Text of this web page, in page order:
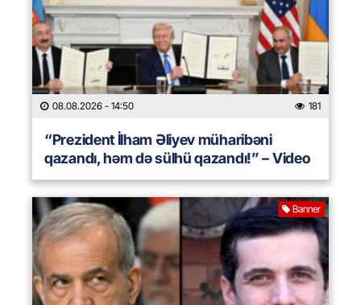
08.08.2026 - 14:50 181
“Prezident İlham Əliyev müharibəni
qazandı, həm də sülhü qazandı!” – Video
Banner